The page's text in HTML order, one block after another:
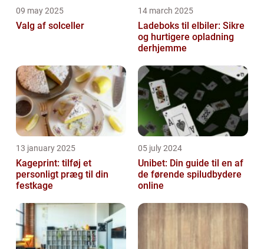
09 may 2025
Valg af solceller
14 march 2025
Ladeboks til elbiler: Sikre
og hurtigere opladning
derhjemme
13 january 2025
Kageprint: tilføj et
personligt præg til din
festkage
05 july 2024
Unibet: Din guide til en af
de førende spiludbydere
online